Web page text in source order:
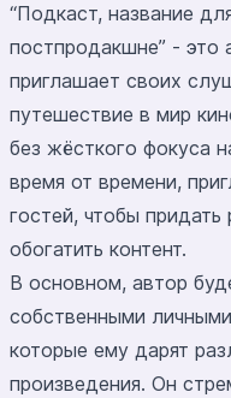
“Подкаст, название
постпродакшне” - это
приглашает своих
путешествие в мир
без жёсткого фокуса
время от времени,
гостей, чтобы
обогатить контент.
В основном, автор
собственными
которые ему дарят
произведения. Он